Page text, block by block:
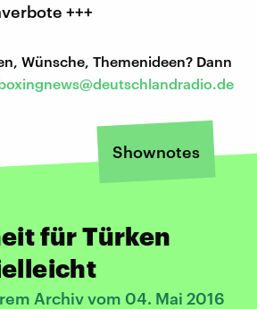
+++
Wünsche, Themenideen? Dann
Shownotes
für Türken
Archiv vom 04. Mai 2016